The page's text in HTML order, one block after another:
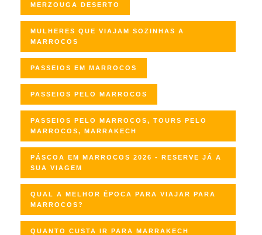
MERZOUGA DESERTO
MULHERES QUE VIAJAM SOZINHAS A
MARROCOS
PASSEIOS EM MARROCOS
PASSEIOS PELO MARROCOS
PASSEIOS PELO MARROCOS, TOURS PELO
MARROCOS, MARRAKECH
PÁSCOA EM MARROCOS 2026 - RESERVE JÁ A
SUA VIAGEM
QUAL A MELHOR ÉPOCA PARA VIAJAR PARA
MARROCOS?
QUANTO CUSTA IR PARA MARRAKECH